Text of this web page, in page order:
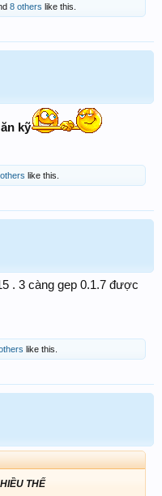
8 others like this.
kỹ
like this.
. 3 càng gep 0.1.7 được
like this.
THẾ